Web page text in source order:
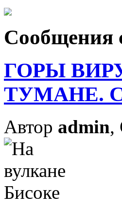
Сообщения
ГОРЫ
ТУМАНЕ.
Автор admin,